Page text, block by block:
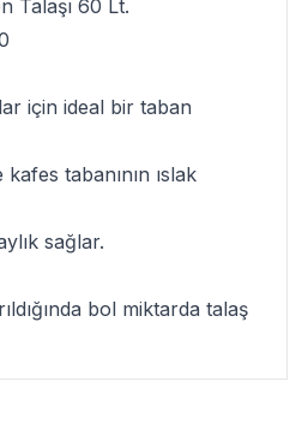
Talaşı 60 Lt.
için ideal bir taban
kafes tabanının ıslak
sağlar.
bol miktarda talaş